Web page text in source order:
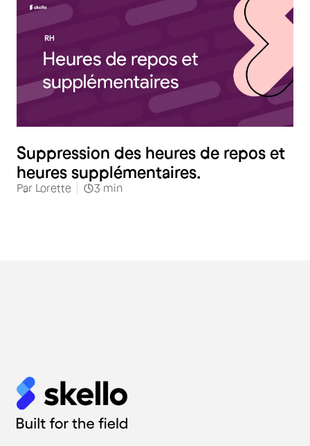
Suppression des heures de repos et
heures supplémentaires.
Par Lorette 3 min